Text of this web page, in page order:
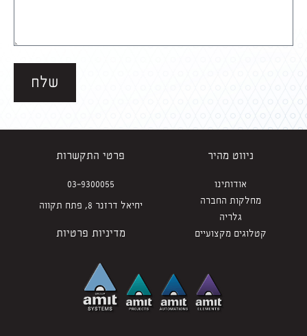
שלח
ניווט מהיר
אודותינו
מחלקות החברה
גלריה
קטלוגים מקצועיים
פרטי התקשרות
03-9300055
יחיאל דרזנר 8, פתח תקווה
מדיניות פרטיות